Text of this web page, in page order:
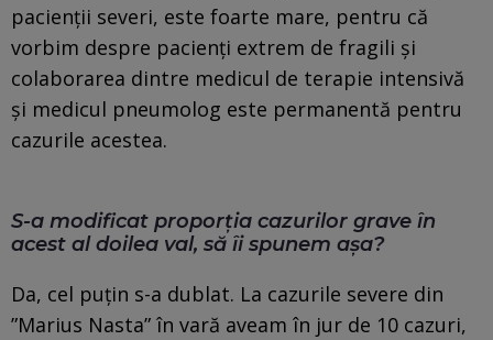
pacienții severi, este foarte mare, pentru că
vorbim despre pacienți extrem de fragili și
colaborarea dintre medicul de terapie intensivă
și medicul pneumolog este permanentă pentru
cazurile acestea.
S-a modificat proporția cazurilor grave în
acest al doilea val, să îi spunem așa?
Da, cel puțin s-a dublat. La cazurile severe din
”Marius Nasta” în vară aveam în jur de 10 cazuri,